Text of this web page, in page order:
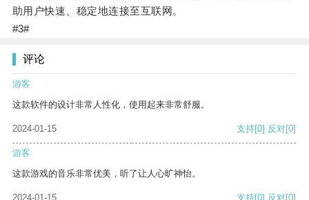
助用户快速、稳定地连接至互联网。
#3#
评论
游客
这款软件的设计非常人性化，使用起来非常舒服。
2024-01-15 支持[0] 反对[0]
游客
这款游戏的音乐非常优美，听了让人心旷神怡。
2024-01-15 支持[0] 反对[0]